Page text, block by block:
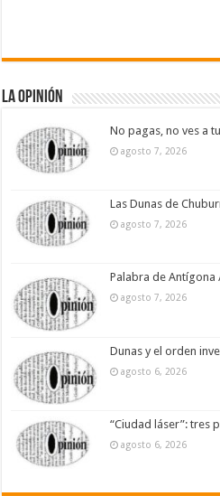
La Opinión
No pagas, no ves a
agosto 7, 2026
Las Dunas de
agosto 7, 2026
Palabra de Antígona
agosto 7, 2026
Dunas y el orden
agosto 6, 2026
“Ciudad láser”: tres
agosto 6, 2026